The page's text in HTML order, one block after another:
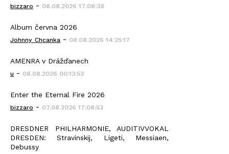
bizzaro - 08.08.2026 17:08:38
Album června 2026
Johnny_Chcanka - 08.08.2026 14:25:17
AMENRA v Drážďanech
u - 08.08.2026 00:13:53
Enter the Eternal Fire 2026
bizzaro - 07.08.2026 17:08:53
DRESDNER PHILHARMONIE, AUDITIVVOKAL
DRESDEN: Stravinskij, Ligeti, Messiaen,
Debussy